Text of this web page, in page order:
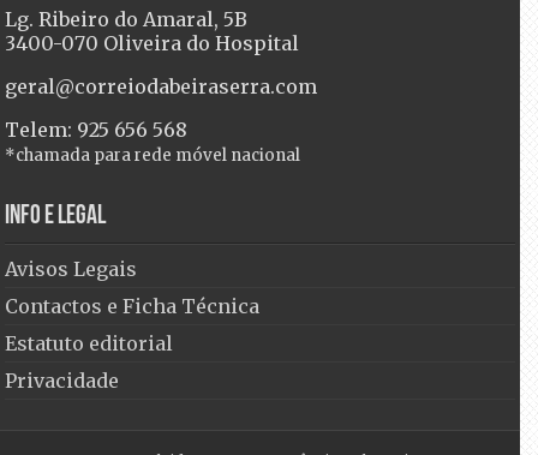
Lg. Ribeiro do Amaral, 5B
3400-070 Oliveira do Hospital
geral@correiodabeiraserra.com
Telem: 925 656 568
*chamada para rede móvel nacional
Info e Legal
Avisos Legais
Contactos e Ficha Técnica
Estatuto editorial
Privacidade